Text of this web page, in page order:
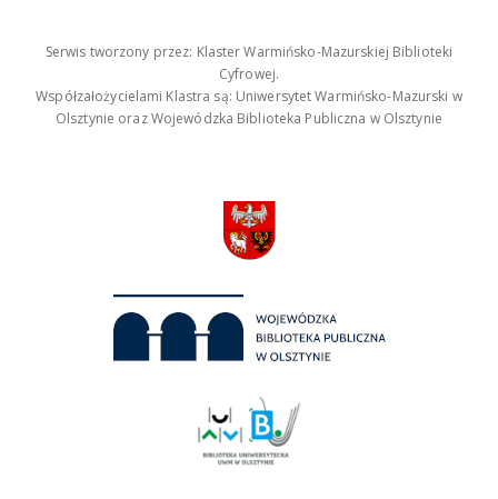
Serwis tworzony przez: Klaster Warmińsko-Mazurskiej Biblioteki
Cyfrowej.
Współzałożycielami Klastra są: Uniwersytet Warmińsko-Mazurski w
Olsztynie oraz Wojewódzka Biblioteka Publiczna w Olsztynie